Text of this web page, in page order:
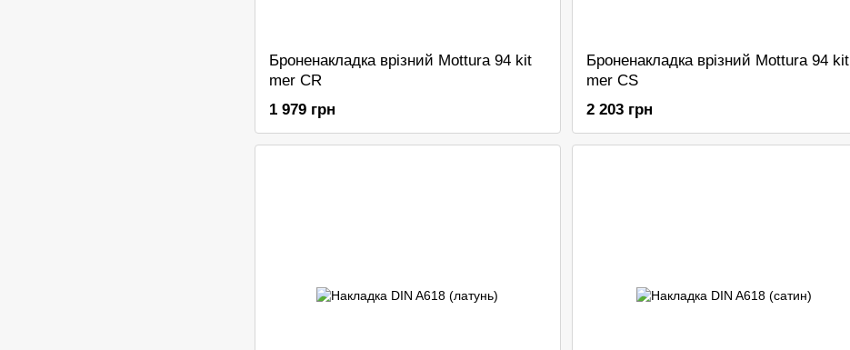
Броненакладка врізний Mottura 94 kit
mer CR
1 979 грн
Броненакладка врізний Mottura 94 kit
mer CS
2 203 грн